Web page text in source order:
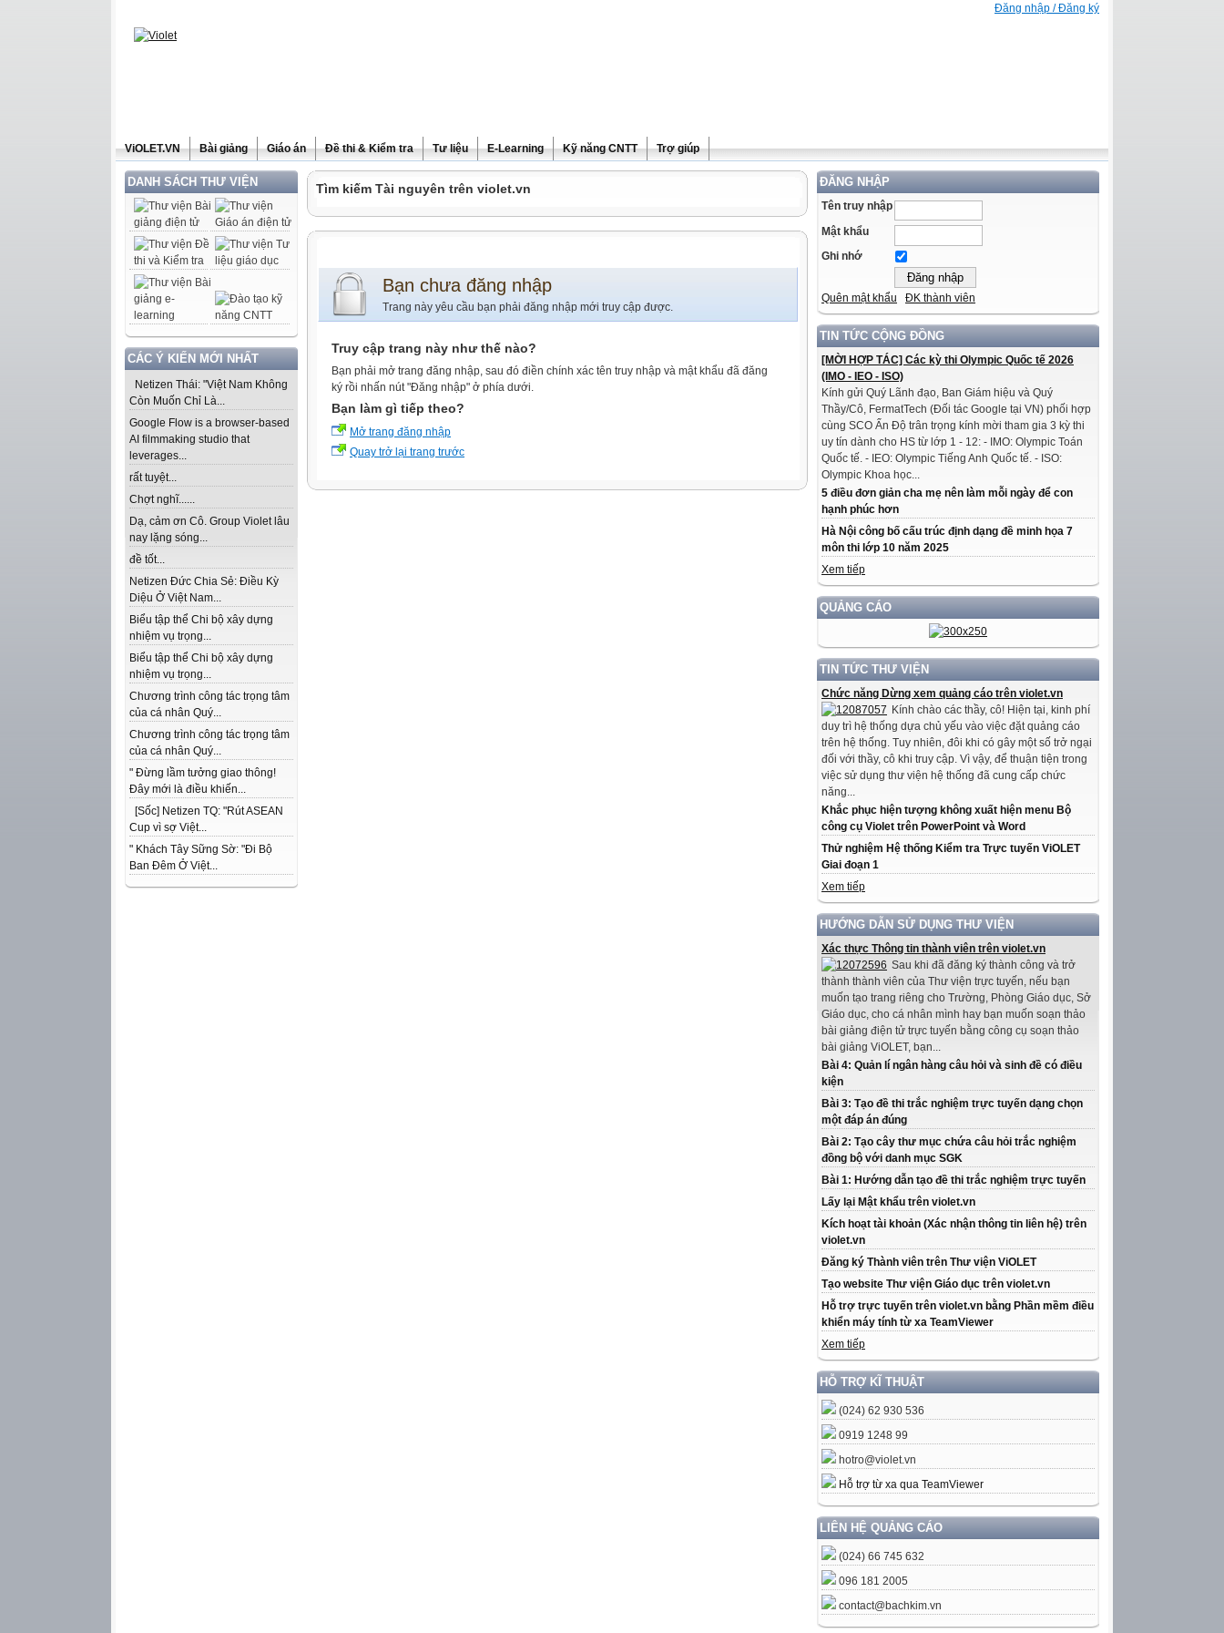
Đăng nhập / Đăng ký
ViOLET.VN Bài giảng Giáo án Đề thi & Kiểm tra Tư liệu E-Learning Kỹ năng CNTT Trợ giúp
DANH SÁCH THƯ VIỆN
CÁC Ý KIẾN MỚI NHẤT
Netizen Thái: "Việt Nam Không
Còn Muốn Chỉ Là...
Google Flow is a browser-based
AI filmmaking studio that
leverages...
rất tuyệt...
Chợt nghĩ......
Dạ, cảm ơn Cô. Group Violet lâu
nay lặng sóng...
đề tốt...
Netizen Đức Chia Sẻ: Điều Kỳ
Diệu Ở Việt Nam...
Biểu tập thể Chi bộ xây dựng
nhiệm vụ trọng...
Biểu tập thể Chi bộ xây dựng
nhiệm vụ trọng...
Chương trình công tác trọng tâm
của cá nhân Quý...
Chương trình công tác trọng tâm
của cá nhân Quý...
" Đừng lầm tưởng giao thông!
Đây mới là điều khiến...
[Sốc] Netizen TQ: "Rút ASEAN
Cup vì sợ Việt...
" Khách Tây Sững Sờ: "Đi Bộ
Ban Đêm Ở Việt...
ĐĂNG NHẬP
Tên truy nhập
Mật khẩu
Ghi nhớ
Quên mật khẩu ĐK thành viên
TIN TỨC CỘNG ĐỒNG
[MỜI HỢP TÁC] Các kỳ thi Olympic Quốc tế 2026
(IMO - IEO - ISO)
Kính gửi Quý Lãnh đạo, Ban Giám hiệu và Quý
Thầy/Cô, FermatTech (Đối tác Google tại VN) phối hợp
cùng SCO Ấn Độ trân trọng kính mời tham gia 3 kỳ thi
uy tín dành cho HS từ lớp 1 - 12: - IMO: Olympic Toán
Quốc tế. - IEO: Olympic Tiếng Anh Quốc tế. - ISO:
Olympic Khoa học...
5 điều đơn giản cha mẹ nên làm mỗi ngày để con
hạnh phúc hơn
Hà Nội công bố cấu trúc định dạng đề minh họa 7
môn thi lớp 10 năm 2025
Xem tiếp
QUẢNG CÁO
TIN TỨC THƯ VIỆN
Chức năng Dừng xem quảng cáo trên violet.vn
Kính chào các thầy, cô! Hiện tại, kinh phí
duy trì hệ thống dựa chủ yếu vào việc đặt quảng cáo
trên hệ thống. Tuy nhiên, đôi khi có gây một số trở ngại
đối với thầy, cô khi truy cập. Vì vậy, để thuận tiện trong
việc sử dụng thư viện hệ thống đã cung cấp chức
năng...
Khắc phục hiện tượng không xuất hiện menu Bộ
công cụ Violet trên PowerPoint và Word
Thử nghiệm Hệ thống Kiểm tra Trực tuyến ViOLET
Giai đoạn 1
Xem tiếp
HƯỚNG DẪN SỬ DỤNG THƯ VIỆN
Xác thực Thông tin thành viên trên violet.vn
Sau khi đã đăng ký thành công và trở
thành thành viên của Thư viện trực tuyến, nếu bạn
muốn tạo trang riêng cho Trường, Phòng Giáo dục, Sở
Giáo dục, cho cá nhân mình hay bạn muốn soạn thảo
bài giảng điện tử trực tuyến bằng công cụ soạn thảo
bài giảng ViOLET, bạn...
Bài 4: Quản lí ngân hàng câu hỏi và sinh đề có điều
kiện
Bài 3: Tạo đề thi trắc nghiệm trực tuyến dạng chọn
một đáp án đúng
Bài 2: Tạo cây thư mục chứa câu hỏi trắc nghiệm
đồng bộ với danh mục SGK
Bài 1: Hướng dẫn tạo đề thi trắc nghiệm trực tuyến
Lấy lại Mật khẩu trên violet.vn
Kích hoạt tài khoản (Xác nhận thông tin liên hệ) trên
violet.vn
Đăng ký Thành viên trên Thư viện ViOLET
Tạo website Thư viện Giáo dục trên violet.vn
Hỗ trợ trực tuyến trên violet.vn bằng Phần mềm điều
khiển máy tính từ xa TeamViewer
Xem tiếp
HỖ TRỢ KĨ THUẬT
(024) 62 930 536
0919 1248 99
hotro@violet.vn
Hỗ trợ từ xa qua TeamViewer
LIÊN HỆ QUẢNG CÁO
(024) 66 745 632
096 181 2005
contact@bachkim.vn
Tìm kiếm Tài nguyên trên violet.vn
Bạn chưa đăng nhập
Trang này yêu cầu bạn phải đăng nhập mới truy cập được.
Truy cập trang này như thế nào?
Bạn phải mở trang đăng nhập, sau đó điền chính xác tên truy nhập và mật khẩu đã đăng
ký rồi nhấn nút "Đăng nhập" ở phía dưới.
Bạn làm gì tiếp theo?
Mở trang đăng nhập
Quay trở lại trang trước